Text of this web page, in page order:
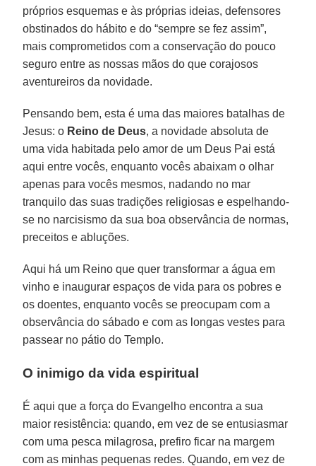
próprios esquemas e às próprias ideias, defensores
obstinados do hábito e do “sempre se fez assim”,
mais comprometidos com a conservação do pouco
seguro entre as nossas mãos do que corajosos
aventureiros da novidade.
Pensando bem, esta é uma das maiores batalhas de
Jesus: o Reino de Deus, a novidade absoluta de
uma vida habitada pelo amor de um Deus Pai está
aqui entre vocês, enquanto vocês abaixam o olhar
apenas para vocês mesmos, nadando no mar
tranquilo das suas tradições religiosas e espelhando-
se no narcisismo da sua boa observância de normas,
preceitos e abluções.
Aqui há um Reino que quer transformar a água em
vinho e inaugurar espaços de vida para os pobres e
os doentes, enquanto vocês se preocupam com a
observância do sábado e com as longas vestes para
passear no pátio do Templo.
O inimigo da vida espiritual
É aqui que a força do Evangelho encontra a sua
maior resistência: quando, em vez de se entusiasmar
com uma pesca milagrosa, prefiro ficar na margem
com as minhas pequenas redes. Quando, em vez de